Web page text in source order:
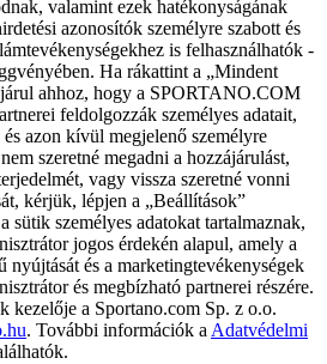
valamint ezek hatékonyságának
azonosítók személyre szabott és
is felhasználhatók -
Ha rákattint a „Mindent
ahhoz, hogy a SPORTANO.COM
feldolgozzák személyes adatait,
azon kívül megjelenő személyre
szeretné megadni a hozzájárulást,
vagy vissza szeretné vonni
kérjük, lépjen a „Beállítások”
sütik személyes adatokat tartalmaznak,
jogos érdekén alapul, amely a
nyújtását és a marketingtevékenységek
és megbízható partnerei részére.
kezelője a Sportano.com Sp. z o.o.
. További információk a Adatvédelmi